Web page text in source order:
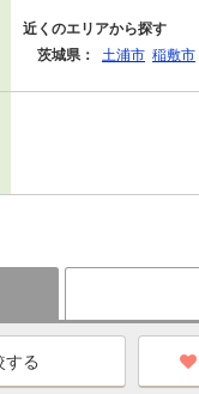
近くのエリアから探す
茨城県：
土浦市 稲敷市